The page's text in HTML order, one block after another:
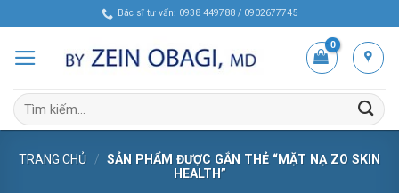
content
Bác sĩ tư vấn: 0938 449788 / 0902677745
Tìm
kiếm:
TRANG CHỦ / SẢN PHẨM ĐƯỢC GẮN THẺ “MẶT NẠ ZO SKIN
HEALTH”